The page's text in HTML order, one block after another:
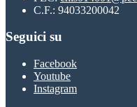
C.F.: 94033200042
Seguici su
Facebook
Youtube
Instagram